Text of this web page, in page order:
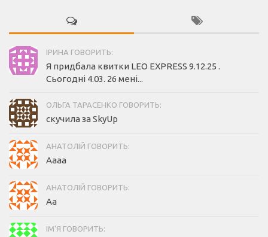
ІРИНА ГОВОРИТЬ:
Я придбала квитки LEO EXPRESS 9.12.25 .
Сьогодні 4.03. 26 мені...
ОЛЬГА ТАРАСЕНКО ГОВОРИТЬ:
скучила за SkyUp
АНАТОЛІЙ ГОВОРИТЬ:
Аааа
АНАТОЛІЙ ГОВОРИТЬ:
Аа
ІМ'Я ГОВОРИТЬ: